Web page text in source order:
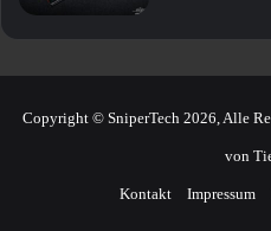
Copyright © SniperTech 2026, Alle
von
Kontakt Impressum